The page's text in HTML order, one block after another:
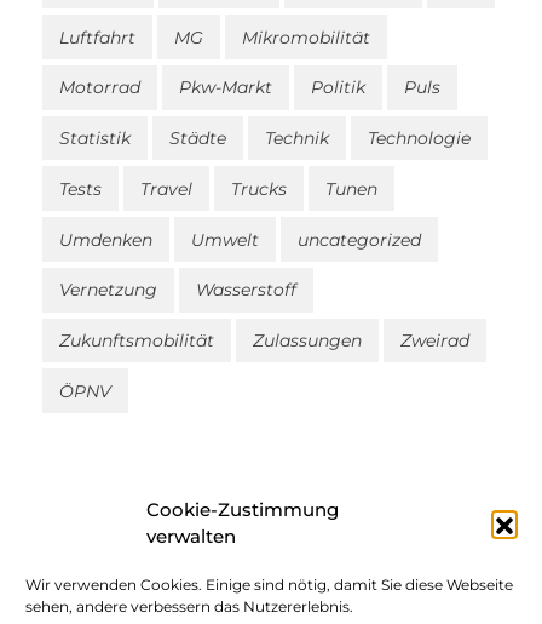
Cookie-Zustimmung
verwalten
Wir verwenden Cookies. Einige sind nötig, damit Sie diese Webseite
sehen, andere verbessern das Nutzererlebnis.
Luftfahrt MG Mikromobilität
Motorrad Pkw-Markt Politik Puls
Statistik Städte Technik Technologie
Tests Travel Trucks Tunen
Umdenken Umwelt uncategorized
Vernetzung Wasserstoff
Zukunftsmobilität Zulassungen Zweirad
ÖPNV
Impressum